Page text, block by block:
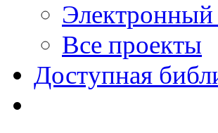
Все проекты
Доступная